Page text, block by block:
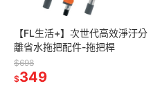
【FL生活+】次世代高效淨汙分
離省水拖把配件-拖把桿
$698
$349